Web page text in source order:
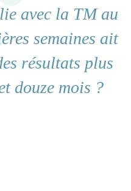
avec la TM au
semaines ait
résultats plus
douze mois ?